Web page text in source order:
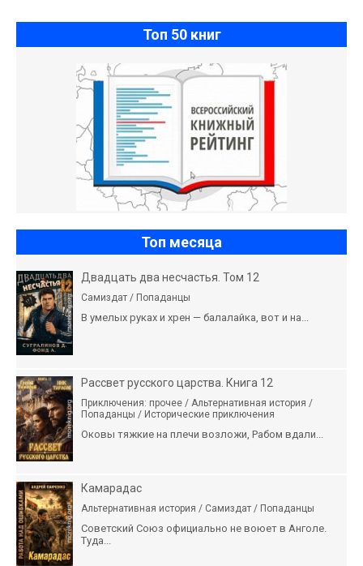
Топ 50 книг
Топ месяца
Двадцать два несчастья. Том 12
Самиздат / Попаданцы
В умелых руках и хрен — балалайка, вот и на...
Рассвет русского царства. Книга 12
Приключения: прочее / Альтернативная история /
Попаданцы / Исторические приключения
Оковы тяжкие на плечи возложи, Рабом вдали...
Камарадас
Альтернативная история / Самиздат / Попаданцы
Советский Союз официально не воюет в Анголе.
Туда...